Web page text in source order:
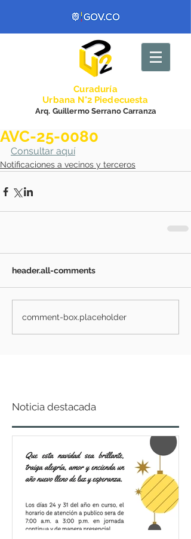
Curaduría
Urbana N°2 Piedecuesta
Arq. Guillermo Serrano Carranza
AVC-25-0080
Consultar aquí
Notificaciones a vecinos y terceros
header.all-comments
comment-box.placeholder
Noticia destacada